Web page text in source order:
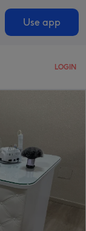
Use app
LOGIN